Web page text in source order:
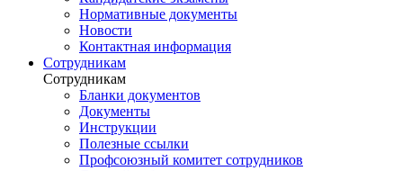
Нормативные документы
Новости
Контактная информация
Сотрудникам
Сотрудникам
Бланки документов
Документы
Инструкции
Полезные ссылки
Профсоюзный комитет сотрудников